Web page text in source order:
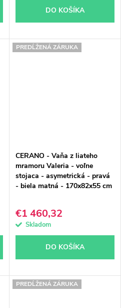
DO KOŠÍKA
PREDĹŽENÁ ZÁRUKA
CERANO - Vaňa z liateho
mramoru Valeria - voľne
stojaca - asymetrická - pravá
- biela matná - 170x82x55 cm
€1 460,32
Skladom
DO KOŠÍKA
PREDĹŽENÁ ZÁRUKA